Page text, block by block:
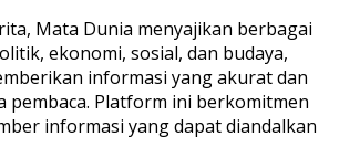
Mata Dunia menyajikan berbagai
ekonomi, sosial, dan budaya,
informasi yang akurat dan
pembaca. Platform ini berkomitmen
informasi yang dapat diandalkan